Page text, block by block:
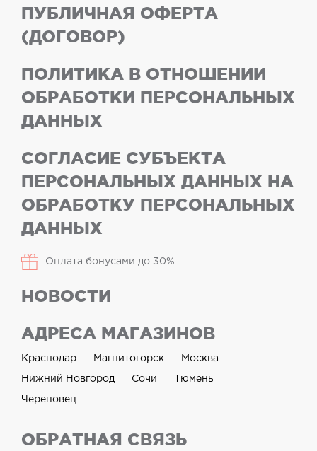
ПУБЛИЧНАЯ ОФЕРТА
(ДОГОВОР)
ПОЛИТИКА В ОТНОШЕНИИ
ОБРАБОТКИ ПЕРСОНАЛЬНЫХ
ДАННЫХ
СОГЛАСИЕ СУБЪЕКТА
ПЕРСОНАЛЬНЫХ ДАННЫХ НА
ОБРАБОТКУ ПЕРСОНАЛЬНЫХ
ДАННЫХ
Оплата бонусами до 30%
НОВОСТИ
АДРЕСА МАГАЗИНОВ
Краснодар Магнитогорск Москва
Нижний Новгород Сочи Тюмень
Череповец
ОБРАТНАЯ СВЯЗЬ